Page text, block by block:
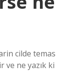
cilde temas
ve ne yazık ki